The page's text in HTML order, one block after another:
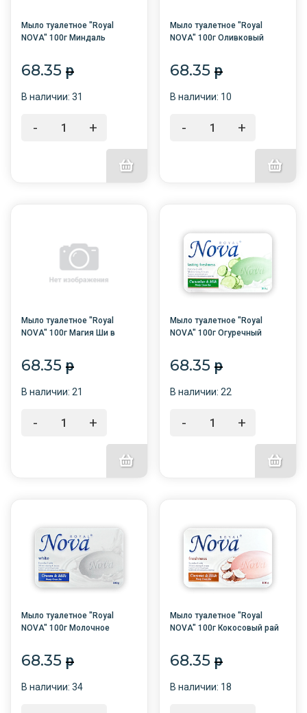
Мыло туалетное "Royal
NOVA" 100г Миндаль
68.35 p
В наличии: 31
- +
Мыло туалетное "Royal
NOVA" 100г Оливковый
68.35p
В наличии: 10
- +
Мыло туалетное "Royal
NOVA" 100г Магия Ши в
68.35 p
В наличии: 21
- +
Мыло туалетное "Royal
NOVA" 100г Огуречный
68.35p
В наличии: 22
- +
Мыло туалетное "Royal
NOVA" 100г Молочное
68.35 p
В наличии: 34
Мыло туалетное "Royal
NOVA" 100г Кокосовый рай
68.35p
В наличии: 18